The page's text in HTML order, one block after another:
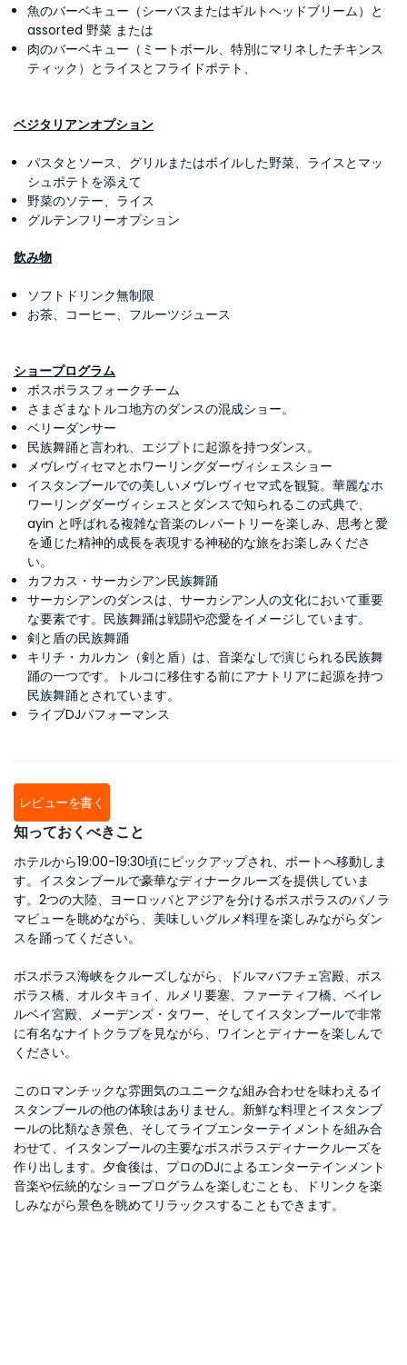
魚のバーベキュー（シーバスまたはギルトヘッドブリーム）と
assorted 野菜 または
肉のバーベキュー（ミートボール、特別にマリネしたチキンス
ティック）とライスとフライドポテト、
ベジタリアンオプション
パスタとソース、グリルまたはボイルした野菜、ライスとマッ
シュポテトを添えて
野菜のソテー、ライス
グルテンフリーオプション
飲み物
ソフトドリンク無制限
お茶、コーヒー、フルーツジュース
ショープログラム
ボスポラスフォークチーム
さまざまなトルコ地方のダンスの混成ショー。
ベリーダンサー
民族舞踊と言われ、エジプトに起源を持つダンス。
メヴレヴィセマとホワーリングダーヴィシェスショー
イスタンブールでの美しいメヴレヴィセマ式を観覧。華麗なホ
ワーリングダーヴィシェスとダンスで知られるこの式典で、
ayin と呼ばれる複雑な音楽のレパートリーを楽しみ、思考と愛
を通じた精神的成長を表現する神秘的な旅をお楽しみくださ
い。
カフカス・サーカシアン民族舞踊
サーカシアンのダンスは、サーカシアン人の文化において重要
な要素です。民族舞踊は戦闘や恋愛をイメージしています。
剣と盾の民族舞踊
キリチ・カルカン（剣と盾）は、音楽なしで演じられる民族舞
踊の一つです。トルコに移住する前にアナトリアに起源を持つ
民族舞踊とされています。
ライブDJパフォーマンス
レビューを書く
知っておくべきこと
ホテルから19:00-19:30頃にピックアップされ、ボートへ移動しま
す。イスタンブールで豪華なディナークルーズを提供していま
す。2つの大陸、ヨーロッパとアジアを分けるボスポラスのパノラ
マビューを眺めながら、美味しいグルメ料理を楽しみながらダン
スを踊ってください。
ボスポラス海峡をクルーズしながら、ドルマバフチェ宮殿、ボス
ポラス橋、オルタキョイ、ルメリ要塞、ファーティフ橋、ベイレ
ルベイ宮殿、メーデンズ・タワー、そしてイスタンブールで非常
に有名なナイトクラブを見ながら、ワインとディナーを楽しんで
ください。
このロマンチックな雰囲気のユニークな組み合わせを味わえるイ
スタンブールの他の体験はありません。新鮮な料理とイスタンブ
ールの比類なき景色、そしてライブエンターテイメントを組み合
わせて、イスタンブールの主要なボスポラスディナークルーズを
作り出します。夕食後は、プロのDJによるエンターテインメント
音楽や伝統的なショープログラムを楽しむことも、ドリンクを楽
しみながら景色を眺めてリラックスすることもできます。